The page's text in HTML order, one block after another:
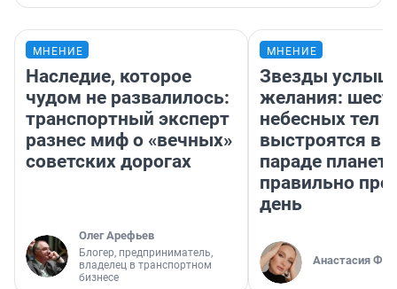
МНЕНИЕ
Наследие, которое
чудом не развалилось:
транспортный эксперт
разнес миф о «вечных»
советских дорогах
Олег Арефьев
Блогер, предприниматель,
владелец в транспортном
бизнесе
МНЕНИЕ
Звезды
желания:
небесных тел
выстроятся в
параде планет
правильно
день
Анастасия